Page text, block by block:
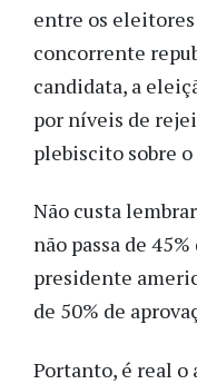
entre os
concorrente
candidata, a
por níveis de
plebiscito sobre
Não custa
não passa de
presidente
de 50% de
Portanto, é real